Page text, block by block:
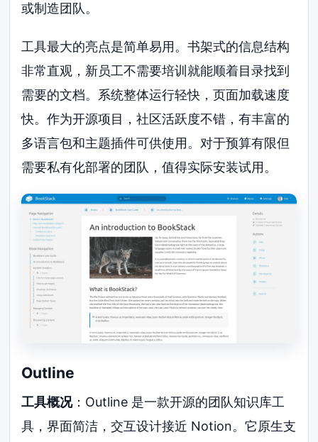
或制造团队。
工具最大的亮点是简单易用。书架式的信息结构
非常直观，新员工不需要培训就能顺着目录找到
需要的文档。系统整体运行轻快，页面加载速度
快。作为开源项目，社区活跃度不错，有丰富的
多语言包和主题插件可供使用。对于预算有限但
需要私有化部署的团队，值得实际安装试用。
Outline
工具概况：Outline 是一款开源的团队知识库工
具，界面简洁，交互设计接近 Notion。它原生支